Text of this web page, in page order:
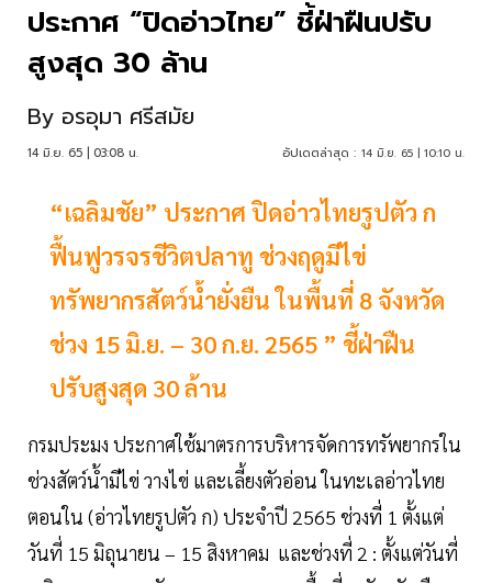
ประกาศ “ปิดอ่าวไทย” ชี้ฝ่าฝืนปรับ
สูงสุด 30 ล้าน
By อรอุมา ศรีสมัย
14 มิ.ย. 65 | 03:08 น. อัปเดตล่าสุด : 14 มิ.ย. 65 | 10:10 น.
“เฉลิมชัย” ประกาศ ปิดอ่าวไทยรูปตัว ก
ฟื้นฟูวรจรชีวิตปลาทู ช่วงฤดูมีไข่
ทรัพยากรสัตว์น้ำยั่งยืน ในพื้นที่ 8 จังหวัด
ช่วง 15 มิ.ย. – 30 ก.ย. 2565 ” ชี้ฝ่าฝืน
ปรับสูงสุด 30 ล้าน
กรมประมง ประกาศใช้มาตรการบริหารจัดการทรัพยากรใน
ช่วงสัตว์น้ำมีไข่ วางไข่ และเลี้ยงตัวอ่อน ในทะเลอ่าวไทย
ตอนใน (อ่าวไทยรูปตัว ก) ประจำปี 2565 ช่วงที่ 1 ตั้งแต่
วันที่ 15 มิถุนายน – 15 สิงหาคม และช่วงที่ 2 : ตั้งแต่วันที่